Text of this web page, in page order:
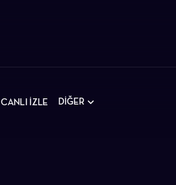
CANLI İZLE DİĞER